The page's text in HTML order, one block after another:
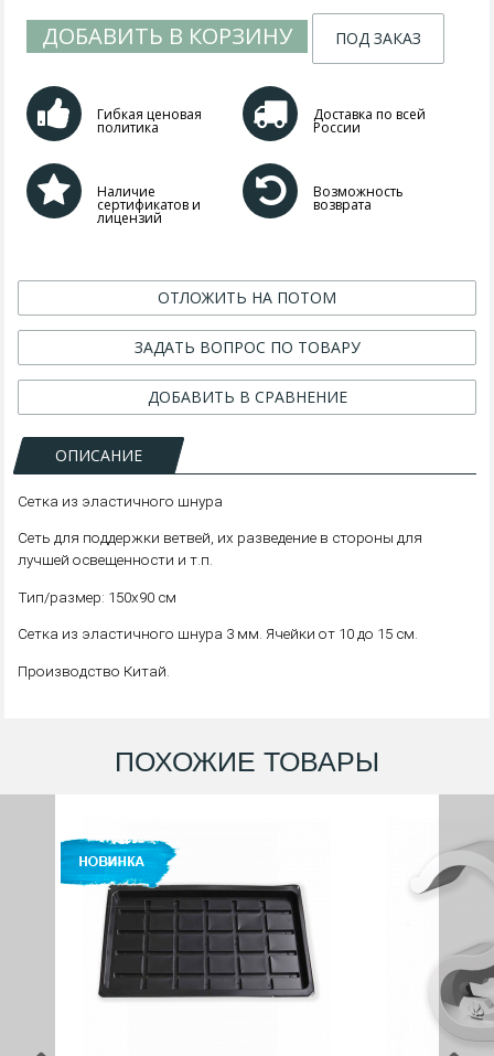
ДОБАВИТЬ В КОРЗИНУ ПОД ЗАКАЗ
Гибкая ценовая
политика
Доставка по всей
России
Наличие
сертификатов и
лицензий
Возможность
возврата
ОТЛОЖИТЬ НА ПОТОМ
ЗАДАТЬ ВОПРОС ПО ТОВАРУ
ДОБАВИТЬ В СРАВНЕНИЕ
ОПИСАНИЕ
Сетка из эластичного шнура
Сеть для поддержки ветвей, их разведение в стороны для
лучшей освещенности и т.п.
Тип/размер: 150х90 см
Сетка из эластичного шнура 3 мм. Ячейки от 10 до 15 см.
Производство Китай.
ПОХОЖИЕ ТОВАРЫ